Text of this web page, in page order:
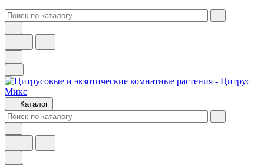
Каталог